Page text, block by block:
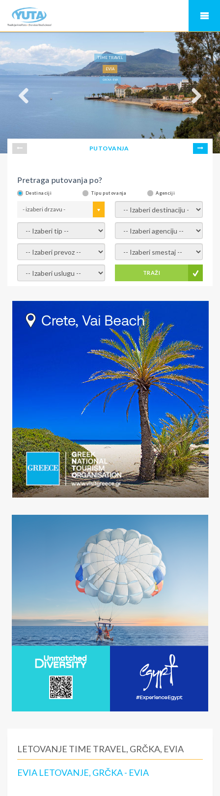
TIME TRAVEL
EVIA
GRČKA - EVIA
PUTOVANJA
Pretraga putovanja po?
Destinaciji Tipu putovanja Agenciji
- izaberi drzavu - - izaberi destinaciju -
- izaberi tip - - izaberi agenciju -
- izaberi prevoz - - Izaberite smestaj -
- Izaberite uslugu - TRAŽI
LETOVANJE TIME TRAVEL, GRČKA, EVIA
EVIA LETOVANJE, GRČKA - EVIA